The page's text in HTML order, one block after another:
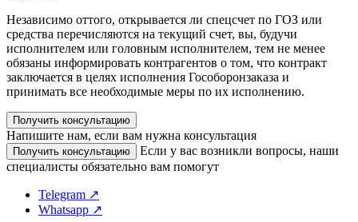
Независимо оттого, открывается ли спецсчет по ГОЗ или
средства перечисляются на текущий счет, вы, будучи
исполнителем или головным исполнителем, тем не менее
обязаны информировать контрагентов о том, что контракт
заключается в целях исполнения Гособоронзаказа и
принимать все необходимые меры по их исполнению.
Получить консультацию
Напишите нам, если вам нужна консультация
Получить консультацию
Если у вас возникли вопросы, наши
специалисты обязательно вам помогут
Telegram ↗
Whatsapp ↗